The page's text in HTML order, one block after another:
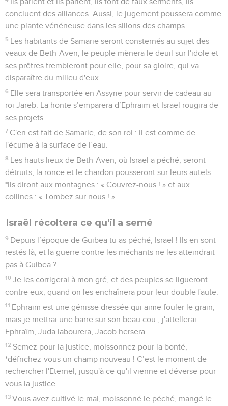
S'ils élèvent des enfants, je les en priverai avant qu'ils ne
soient des hommes, et malheur à eux, quand je les
Aussi loin que portent mes regards du côté de Tyr,
Ephraïm est planté dans un pâturage ; mais Ephraïm conduira
ses enfants vers celui qui les tuera.
« Donne-leur, Eternel… Que leur donneras-tu ? Donne-leur
un ventre qui avorte et des seins desséchés ! »
Toute leur méchanceté s'est montrée à Guilgal : c'est là
que je les ai pris en haine. A cause de la méchanceté de
leurs agissements, je les chasserai de ma maison. Je ne
rebelles.
Ephraïm est frappé, sa racine est devenue sèche ; ils ne
porteront plus de fruit et, s'ils ont des enfants, je ferai mourir
Mon Dieu les rejettera parce qu'ils ne l'ont pas écouté, et
Osée 10
Seuls les Évangiles sont disponibles en vidéo pour le moment.
Fin de la religion et de la royauté
1 Israël était une vigne fertile qui produisait beaucoup de
fruits. Plus ses fruits étaient abondants, plus il a multiplié les
autels ; plus son pays était prospère, plus il a embelli les
statues.
2 Leur cœur est partagé : ils vont maintenant en supporter
les conséquences. L'Eternel démolira leurs autels, détruira